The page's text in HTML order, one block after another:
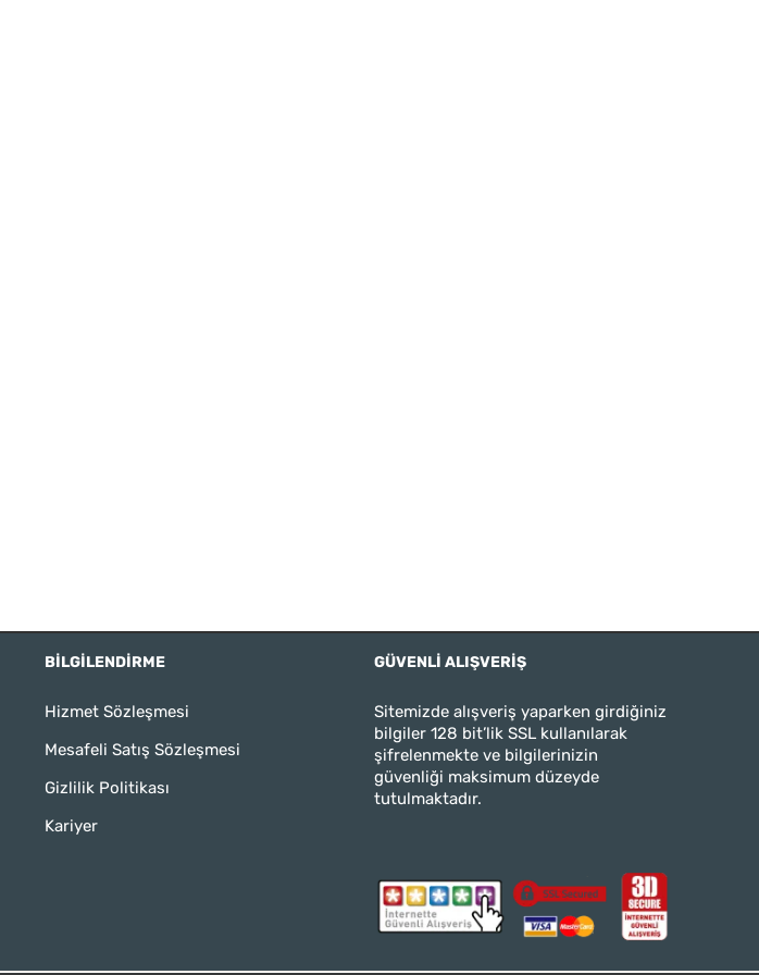
BILGILENDIRME
Hizmet Sözleşmesi
Mesafeli Satış Sözleşmesi
Gizlilik Politikası
Kariyer
GÜVENLI ALIŞVERIŞ
Sitemizde alışveriş yaparken girdiğiniz
bilgiler 128 bit’lik SSL kullanılarak
şifrelenmekte ve bilgilerinizin
güvenliği maksimum düzeyde
tutulmaktadır.